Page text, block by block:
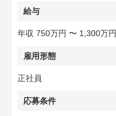
給与
年収 750万円 〜 1,300万円
雇用形態
正社員
応募条件